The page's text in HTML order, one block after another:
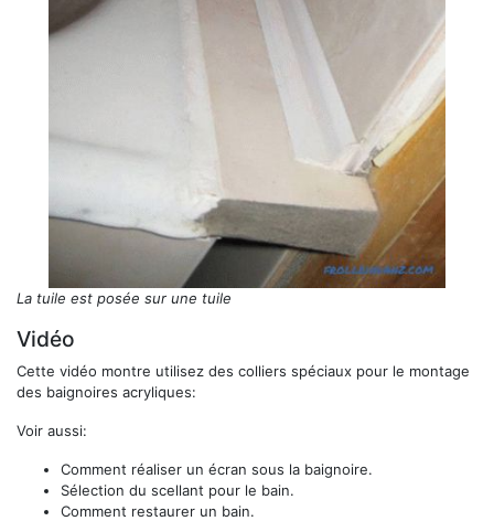
La tuile est posée sur une tuile
Vidéo
Cette vidéo montre utilisez des colliers spéciaux pour le montage
des baignoires acryliques:
Voir aussi:
Comment réaliser un écran sous la baignoire.
Sélection du scellant pour le bain.
Comment restaurer un bain.